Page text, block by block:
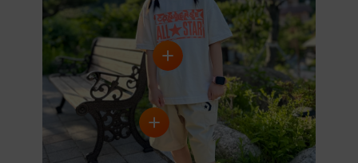
LIGHT GREEN IVORY
PRODUCT VIEW